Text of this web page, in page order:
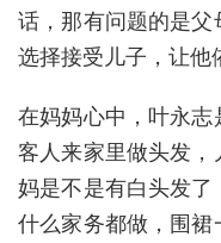
话，那有问题的是父
选择接受儿子，让他
在妈妈心中，叶永
客人来家里做头发
妈是不是有白头发
什么家务都做，围